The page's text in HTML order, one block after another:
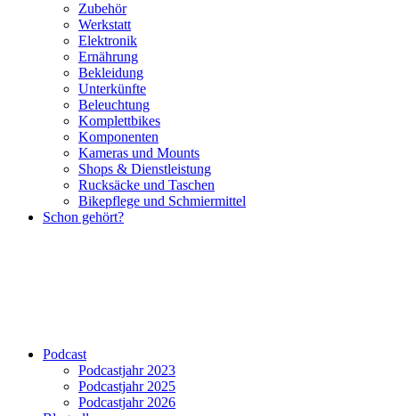
Zubehör
Werkstatt
Elektronik
Ernährung
Bekleidung
Unterkünfte
Beleuchtung
Komplettbikes
Komponenten
Kameras und Mounts
Shops & Dienstleistung
Rucksäcke und Taschen
Bikepflege und Schmiermittel
Schon gehört?
Podcast
Podcastjahr 2023
Podcastjahr 2025
Podcastjahr 2026